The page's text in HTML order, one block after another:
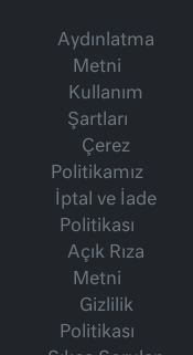
Aydınlatma
Metni
Kullanım
Şartları
Çerez
Politikamız
İptal ve İade
Politikası
Açık Rıza
Metni
Gizlilik
Politikası